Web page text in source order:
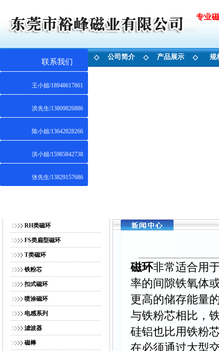
专业
首 页 ◇ 公司简介 ◇ 产品展示 ◇ 规
公司简介｜产品展示｜供求商机｜人才招
RH类磁环
FS类扁型磁环
T类磁环
铁粉芯
扣式磁环
喷涂磁环
电感系列
滤波器
磁棒
磁环非常适合用
率的间隙铁氧体
更高的储存能量
与铁粉芯相比，
硅铝也比用铁粉
在必须通过大型
联系我们
王小姐/18948617861
洪先生/13809826886
陈小姐/13642828266
洪小姐/15985842738
张先生/13829157686